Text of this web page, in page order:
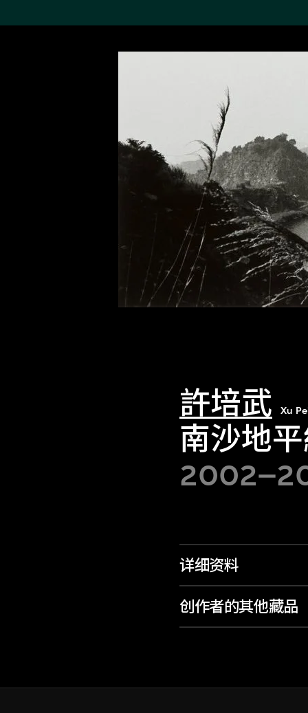
許培武 Xu
南沙地
详细资料
创作者的其他藏品
搜索M+藏品
关于M+藏品
探索世界顶级的二十及二十
一世纪视觉文化藏品。